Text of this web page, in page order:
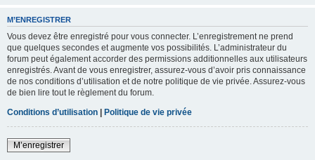
M’ENREGISTRER
Vous devez être enregistré pour vous connecter. L’enregistrement ne prend
que quelques secondes et augmente vos possibilités. L’administrateur du
forum peut également accorder des permissions additionnelles aux utilisateurs
enregistrés. Avant de vous enregistrer, assurez-vous d’avoir pris connaissance
de nos conditions d’utilisation et de notre politique de vie privée. Assurez-vous
de bien lire tout le règlement du forum.
Conditions d’utilisation | Politique de vie privée
M’enregistrer